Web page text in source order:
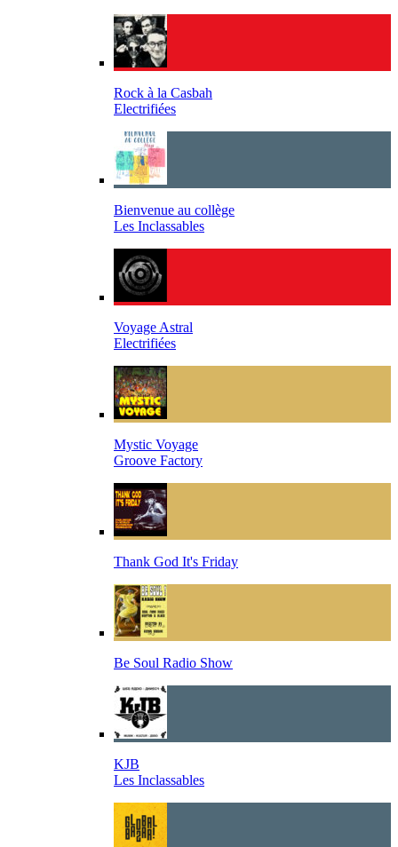
Rock à la Casbah
Electrifiées
Bienvenue au collège
Les Inclassables
Voyage Astral
Electrifiées
Mystic Voyage
Groove Factory
Thank God It's Friday
Be Soul Radio Show
KJB
Les Inclassables